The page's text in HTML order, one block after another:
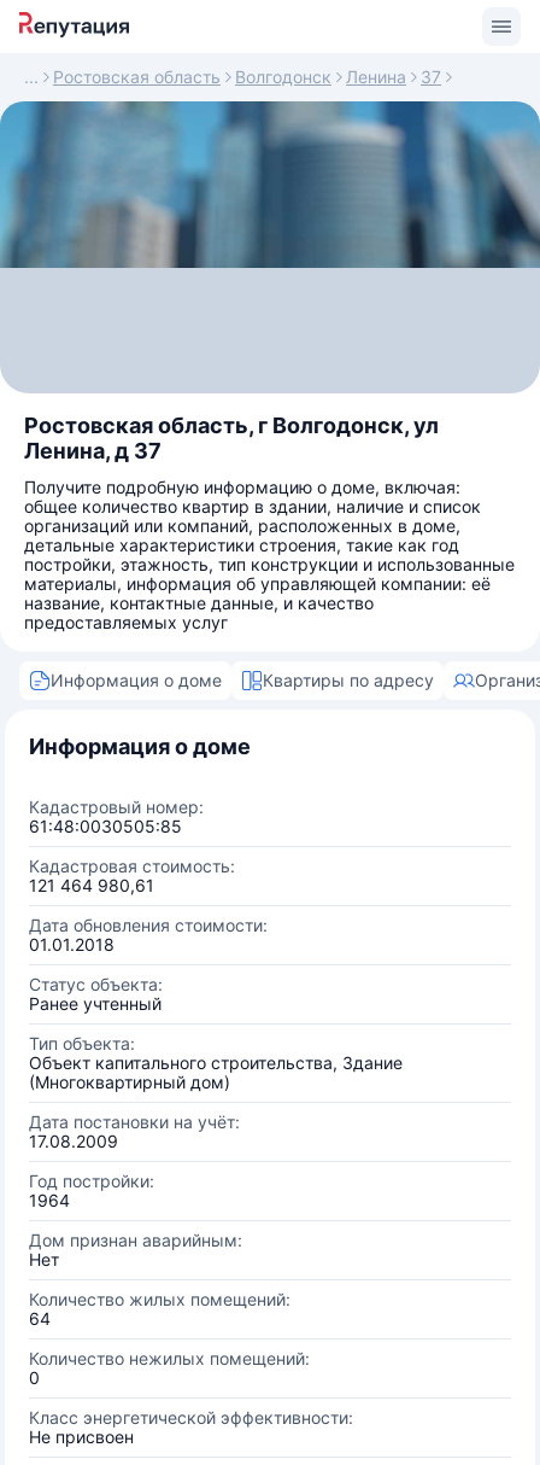
Ростовская область Волгодонск Ленина 37
Ростовская область, г Волгодонск, ул
Ленина, д 37
Получите подробную информацию о доме, включая:
общее количество квартир в здании, наличие и список
организаций или компаний, расположенных в доме,
детальные характеристики строения, такие как год
постройки, этажность, тип конструкции и использованные
материалы, информация об управляющей компании: её
название, контактные данные, и качество
предоставляемых услуг
Информация о доме Квартиры по адресу
Информация о доме
Кадастровый номер:
61:48:0030505:85
Кадастровая стоимость:
121 464 980,61
Дата обновления стоимости:
01.01.2018
Статус объекта:
Ранее учтенный
Тип объекта:
Объект капитального строительства, Здание
(Многоквартирный дом)
Дата постановки на учёт:
17.08.2009
Год постройки:
1964
Дом признан аварийным:
Нет
Количество жилых помещений:
64
Количество нежилых помещений:
0
Класс энергетической эффективности:
Не присвоен